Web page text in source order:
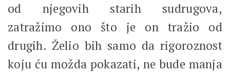
od njegovih starih sudrugova,
zatražimo ono što je on tražio od
drugih. Želio bih samo da rigoroznost
koju ću možda pokazati, ne bude manja